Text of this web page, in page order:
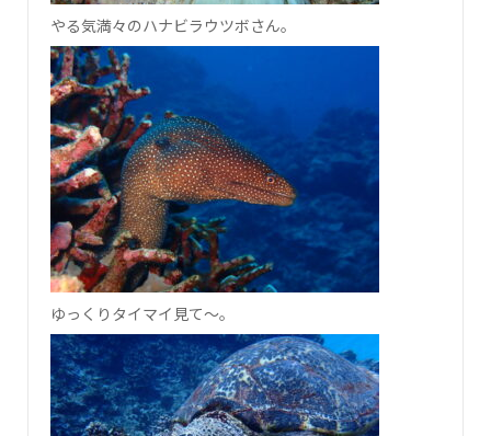
やる気満々のハナビラウツボさん。
ゆっくりタイマイ見て～。